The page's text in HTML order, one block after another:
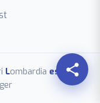
share
Lombardia est